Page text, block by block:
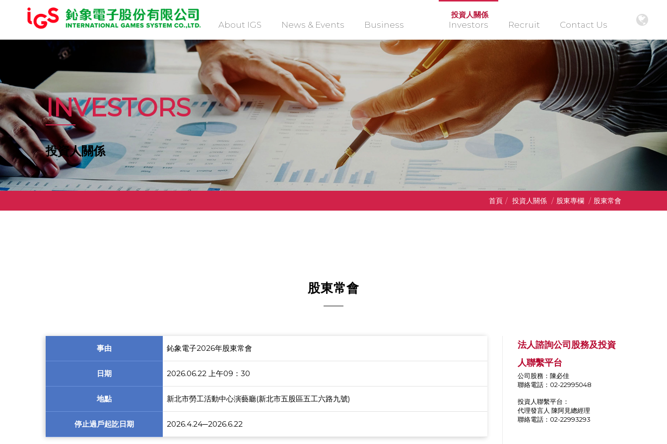
About IGS News & Events Business
投資人關係
Investors Recruit Contact Us
INVESTORS
投資人關係
首頁 / 投資人關係 / 股東專欄 / 股東常會
股東常會
事由 鈊象電子2026年股東常會
日期 2026.06.22 上午09：30
地點 新北市勞工活動中心演藝廳(新北市五股區五工六路九號)
停止過戶起訖日期 2026.4.24─2026.6.22
法人諮詢公司股務及投資
人聯繫平台
公司股務：陳必佳
聯絡電話：02-22995048
投資人聯繫平台：
代理發言人 陳阿見總經理
聯絡電話：02-22993293